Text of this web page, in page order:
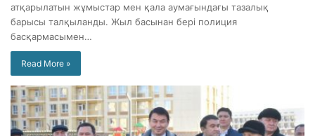
атқарылатын жұмыстар мен қала аумағындағы тазалық
барысы талқыланды. Жыл басынан бері полиция
басқармасымен…
Read More »